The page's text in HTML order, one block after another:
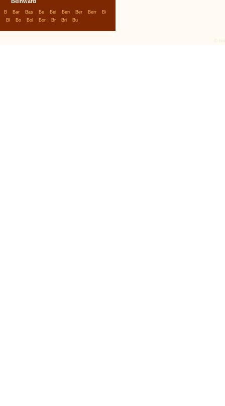
B Bar Bas Be Bei Ben Ber Berr Bi
Bl Bo Bol Bor Br Bri Bu